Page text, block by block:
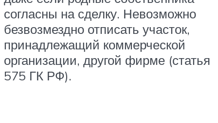
согласны на сделку. Невозможно
безвозмездно отписать участок,
принадлежащий коммерческой
организации, другой фирме (статья
575 ГК РФ).